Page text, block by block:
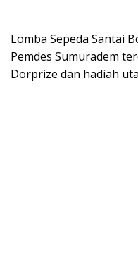
Lomba Sepeda Santai
Pemdes Sumuradem
Dorprize dan hadiah